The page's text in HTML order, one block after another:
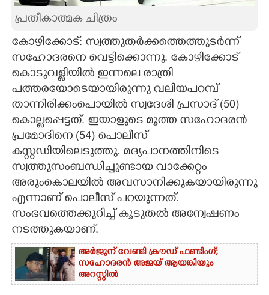
CARTOONS
LITERATURE
ZOOM
CONTACT US
പ്രതീകാത്മക ചിത്രം
കോഴിക്കോട്: സ്വത്തുതർക്കത്തെത്തുടർന്ന്
സഹോദരനെ വെട്ടിക്കാെന്നു. കോഴിക്കോട്
കൊടുവള്ളിയിൽ ഇന്നലെ രാത്രി
പത്തരയോടെയായിരുന്നു വലിയപറമ്പ്
താന്നിരിക്കംപൊയിൽ സ്വദേശി പ്രസാദ് (50)
കൊല്ലപ്പെട്ടത്. ഇയാളുടെ മൂത്ത സഹോദരൻ
പ്രമോദിനെ (54) പൊലീസ്
കസ്റ്റഡിയിലെടുത്തു. മദ്യപാനത്തിനിടെ
സ്വത്തുസംബന്ധിച്ചുണ്ടായ വാക്കേറ്റം
അരുംകൊലയിൽ അവസാനിക്കുകയായിരുന്നു
എന്നാണ് പൊലീസ് പറയുന്നത്.
സംഭവത്തെക്കുറിച്ച് കൂടുതൽ അന്വേഷണം
നടത്തുകയാണ്.
അർജുന് വേണ്ടി ക്രൗഡ് ഫണ്ടിംഗ്;
സഹോദരൻ അജയ് ആയങ്കിയും
അറസ്റ്റിൽ